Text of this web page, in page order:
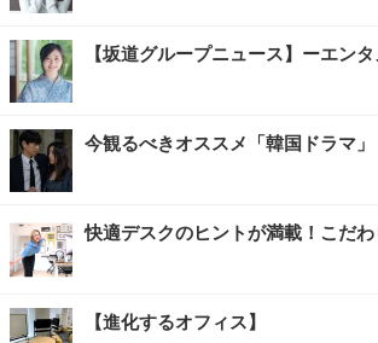
【坂道グループニュース】ーエン
今観るべきオススメ「韓国ドラマ」
快適デスクのヒントが満載！こだ
【進化するオフィス】